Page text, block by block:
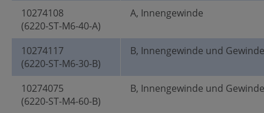
10274108
(6220-ST-M6-40-A)
A, Innengewinde
10274117
(6220-ST-M6-30-B)
B, Innengewinde und
10274075
(6220-ST-M4-60-B)
B, Innengewinde und